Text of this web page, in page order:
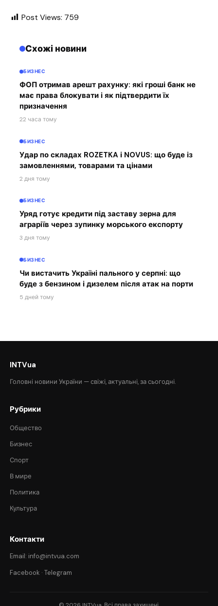
Post Views: 759
Схожі новини
БИЗНЕС
ФОП отримав арешт рахунку: які гроші банк не
має права блокувати і як підтвердити їх
призначення
22 часа тому
БИЗНЕС
Удар по складах ROZETKA і NOVUS: що буде із
замовленнями, товарами та цінами
2 дня тому
БИЗНЕС
Уряд готує кредити під заставу зерна для
аграріїв через зупинку морського експорту
3 дня тому
БИЗНЕС
Чи вистачить Україні пального у серпні: що
буде з бензином і дизелем після атак на порти
5 дней тому
INTVua
Головні новини України — свіжі, актуальні, за сьогодні.
Рубрики
Общество
Бизнес
Спорт
В мире
Политика
Культура
Контакти
Email: info@intvua.com
Facebook · Telegram